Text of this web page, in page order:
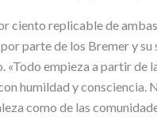
ciento replicable de
parte de los Bremer y su
«Todo empieza a partir de
humildad y consciencia.
como de las